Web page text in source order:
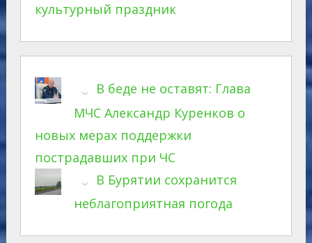
культурный праздник
В беде не оставят: Глава
МЧС Александр Куренков о
новых мерах поддержки
пострадавших при ЧС
В Бурятии сохранится
неблагоприятная погода